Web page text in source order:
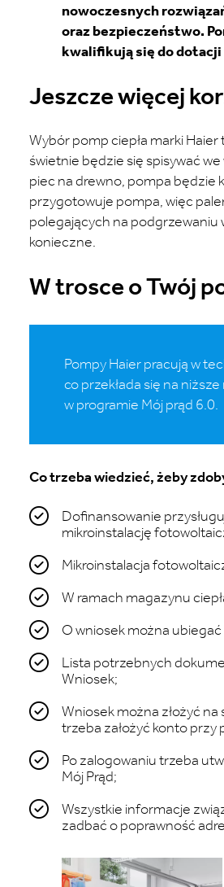
nowoczesnych
oraz bezpieczeństwo.
kwalifikują się do dotacji
Jeszcze więcej
Wybór pomp ciepła marki
świetnie będzie się spisywać
piec na drewno, pompa będzie
przygotowuje pompa, więc
polegających na podgrzewaniu
konieczne.
W trosce o Twój
Pompy Haier pracują w
co przekłada się na
w programie Mój prąd 6.0.
Co trzeba wiedzieć, żeby
Dofinansowanie
mikroinstalację
Mikroinstalacja
W ramach magazynu
O wniosek można
Lista potrzebnych
Wniosek;
Wniosek można złożyć
trzeba założyć konto
Po zalogowaniu trzeba
Mój Prąd;
Wszystkie informacje
zadbać o poprawność